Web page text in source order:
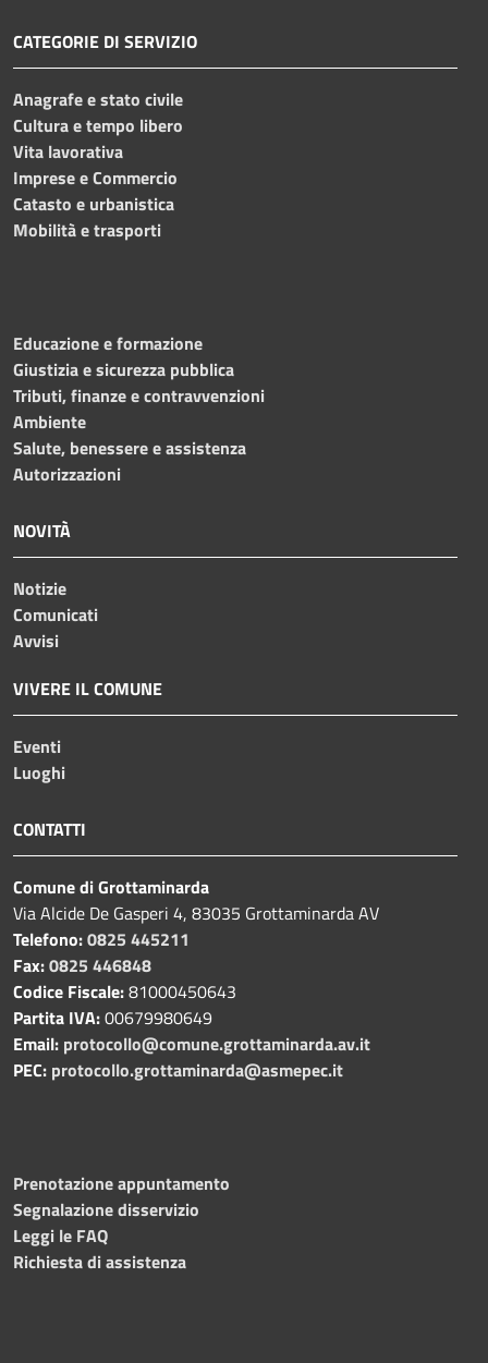
CATEGORIE DI SERVIZIO
Anagrafe e stato civile
Cultura e tempo libero
Vita lavorativa
Imprese e Commercio
Catasto e urbanistica
Mobilità e trasporti
Educazione e formazione
Giustizia e sicurezza pubblica
Tributi, finanze e contravvenzioni
Ambiente
Salute, benessere e assistenza
Autorizzazioni
NOVITÀ
Notizie
Comunicati
Avvisi
VIVERE IL COMUNE
Eventi
Luoghi
CONTATTI
Comune di Grottaminarda
Via Alcide De Gasperi 4, 83035 Grottaminarda AV
Telefono:0825 445211
Fax:0825 446848
Codice Fiscale:81000450643
Partita IVA:00679980649
Email: protocollo@comune.grottaminarda.av.it
PEC: protocollo.grottaminarda@asmepec.it
Prenotazione appuntamento
Segnalazione disservizio
Leggi le FAQ
Richiesta di assistenza